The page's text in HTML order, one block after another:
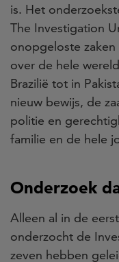
is. Het
The Investigation
onopgeloste
over de hele
Brazilië tot in
nieuw bewijs, de
politie en
familie en de hele
Onderzoek
Alleen al in de
onderzocht de
zeven hebben